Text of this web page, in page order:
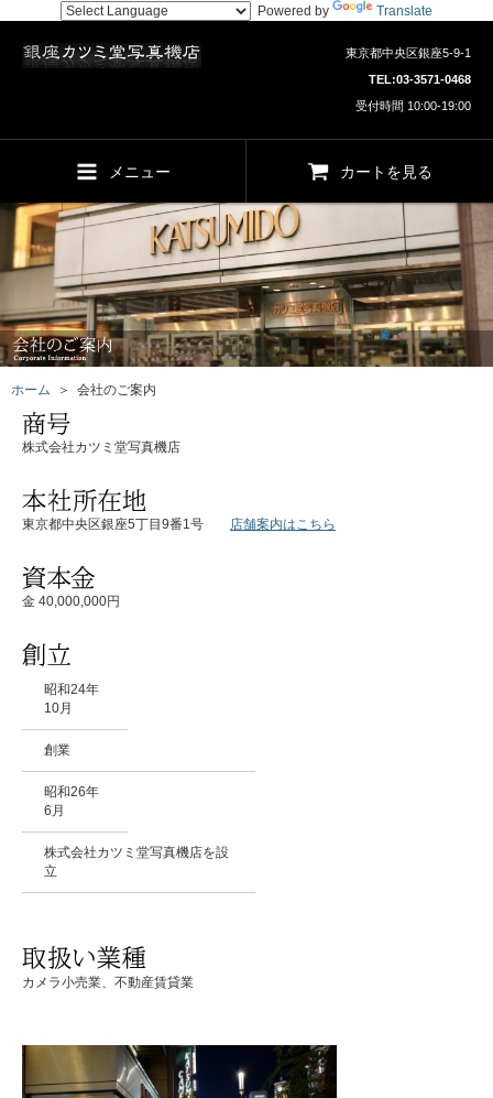
Powered by Translate
東京都中央区銀座5-9-1
TEL:03-3571-0468
受付時間 10:00-19:00
メニュー カートを見る
ホーム ＞ 会社のご案内
株式会社カツミ堂写真機店
東京都中央区銀座5丁目9番1号 店舗案内はこちら
金 40,000,000円
昭和24年
10月
創業
昭和26年
6月
株式会社カツミ堂写真機店を設
立
カメラ小売業、不動産賃貸業